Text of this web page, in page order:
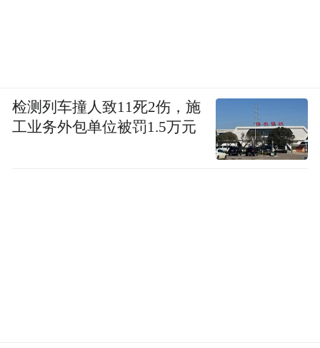
检测列车撞人致11死2伤，施
工业务外包单位被罚1.5万元